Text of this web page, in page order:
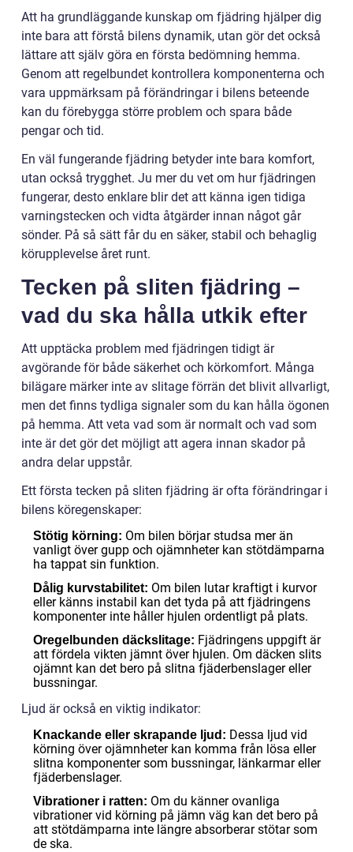
Att ha grundläggande kunskap om fjädring hjälper dig
inte bara att förstå bilens dynamik, utan gör det också
lättare att själv göra en första bedömning hemma.
Genom att regelbundet kontrollera komponenterna och
vara uppmärksam på förändringar i bilens beteende
kan du förebygga större problem och spara både
pengar och tid.
En väl fungerande fjädring betyder inte bara komfort,
utan också trygghet. Ju mer du vet om hur fjädringen
fungerar, desto enklare blir det att känna igen tidiga
varningstecken och vidta åtgärder innan något går
sönder. På så sätt får du en säker, stabil och behaglig
körupplevelse året runt.
Tecken på sliten fjädring –
vad du ska hålla utkik efter
Att upptäcka problem med fjädringen tidigt är
avgörande för både säkerhet och körkomfort. Många
bilägare märker inte av slitage förrän det blivit allvarligt,
men det finns tydliga signaler som du kan hålla ögonen
på hemma. Att veta vad som är normalt och vad som
inte är det gör det möjligt att agera innan skador på
andra delar uppstår.
Ett första tecken på sliten fjädring är ofta förändringar i
bilens köregenskaper:
Stötig körning: Om bilen börjar studsa mer än
vanligt över gupp och ojämnheter kan stötdämparna
ha tappat sin funktion.
Dålig kurvstabilitet: Om bilen lutar kraftigt i kurvor
eller känns instabil kan det tyda på att fjädringens
komponenter inte håller hjulen ordentligt på plats.
Oregelbunden däckslitage: Fjädringens uppgift är
att fördela vikten jämnt över hjulen. Om däcken slits
ojämnt kan det bero på slitna fjäderbenslager eller
bussningar.
Ljud är också en viktig indikator:
Knackande eller skrapande ljud: Dessa ljud vid
körning över ojämnheter kan komma från lösa eller
slitna komponenter som bussningar, länkarmar eller
fjäderbenslager.
Vibrationer i ratten: Om du känner ovanliga
vibrationer vid körning på jämn väg kan det bero på
att stötdämparna inte längre absorberar stötar som
de ska.